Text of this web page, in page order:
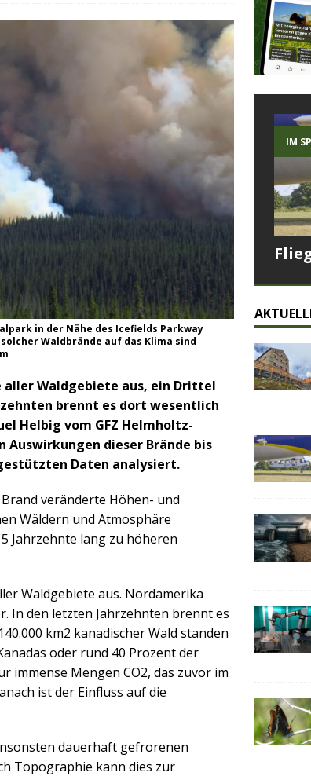
in der Nähe des Icefields Parkway
Waldbrände auf das Klima sind
Waldgebiete aus, ein Drittel
brennt es dort wesentlich
Helbig vom GFZ Helmholtz-
dieser Brände bis
Daten analysiert.
veränderte Höhen- und
Wäldern und Atmosphäre
Jahrzehnte lang zu höheren
Waldgebiete aus. Nordamerika
In den letzten Jahrzehnten brennt es
km2 kanadischer Wald standen
oder rund 40 Prozent der
immense Mengen CO2, das zuvor im
ist der Einfluss auf die
dauerhaft gefrorenen
Topographie kann dies zur
IM